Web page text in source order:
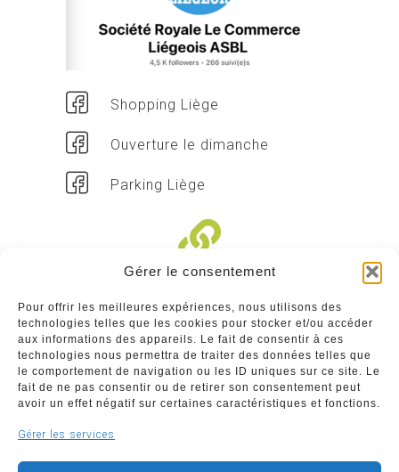
Gérer le consentement
Pour offrir les meilleures expériences, nous utilisons des
technologies telles que les cookies pour stocker et/ou accéder
aux informations des appareils. Le fait de consentir à ces
technologies nous permettra de traiter des données telles que
le comportement de navigation ou les ID uniques sur ce site. Le
fait de ne pas consentir ou de retirer son consentement peut
avoir un effet négatif sur certaines caractéristiques et fonctions.
Gérer les services
Shopping Liège
Ouverture le dimanche
Parking Liège
Commerçants
Annuaire des commerçants : insérez gratuitement
votre activité dans notre annuaire sur notre site ci-
dessous